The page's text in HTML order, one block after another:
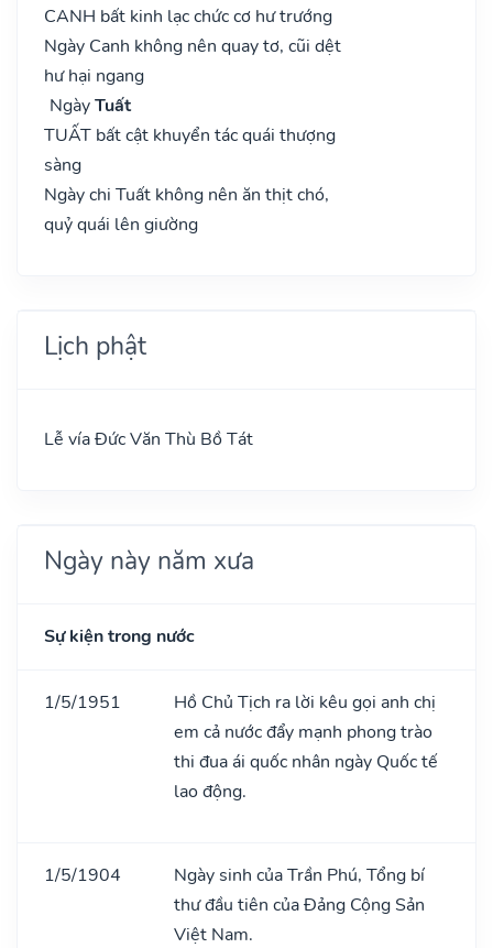
CANH bất kinh lạc chức cơ hư trướng
Ngày Canh không nên quay tơ, cũi dệt
hư hại ngang
NgàyTuất
TUẤT bất cật khuyển tác quái thượng
sàng
Ngày chi Tuất không nên ăn thịt chó,
quỷ quái lên giường
Lịch phật
Lễ vía Đức Văn Thù Bồ Tát
Ngày này năm xưa
Sự kiện trong nước
1/5/1951
Hồ Chủ Tịch ra lời kêu gọi anh chị
em cả nước đẩy mạnh phong trào
thi đua ái quốc nhân ngày Quốc tế
lao động.
1/5/1904
Ngày sinh của Trần Phú, Tổng bí
thư đầu tiên của Đảng Cộng Sản
Việt Nam.